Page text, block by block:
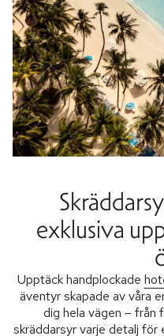
exklusiva
Upptäck handplockade
äventyr skapade av våra
dig hela vägen – från
skräddarsyr varje detalj för